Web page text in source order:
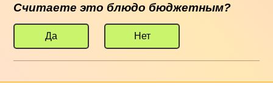
Считаете это блюдо бюджетным?
Да Нет